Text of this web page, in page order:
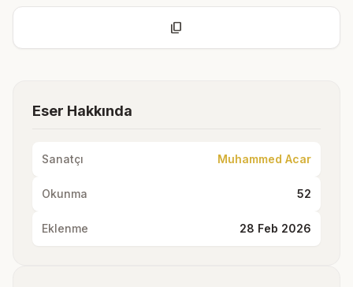
content_copy
Eser Hakkında
Sanatçı Muhammed Acar
Okunma 52
Eklenme 28 Feb 2026